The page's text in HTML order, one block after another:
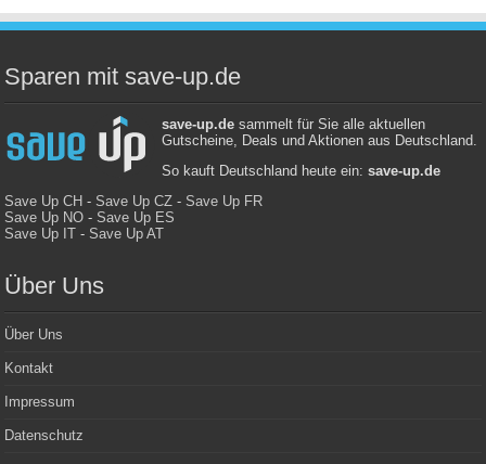
Sparen mit save-up.de
save-up.desammelt für Sie alle aktuellen
Gutscheine, Deals und Aktionen aus Deutschland.
So kauft Deutschland heute ein: save-up.de
Save Up CH -Save Up CZ -Save Up FR
Save Up NO -Save Up ES
Save Up IT -Save Up AT
Über Uns
Über Uns
Kontakt
Impressum
Datenschutz